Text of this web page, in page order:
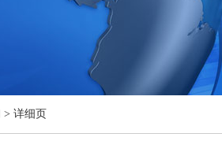
> 详细页